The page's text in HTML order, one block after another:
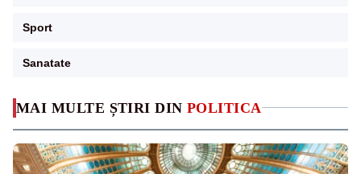
MAI MULTE ȘTIRI DIN POLITICA
Sport
Sanatate